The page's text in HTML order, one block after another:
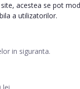
in siguranta.
lei
acestea se pot
a utilizatorilor.